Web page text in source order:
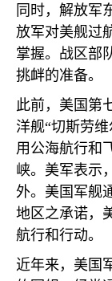
同时，解放军
放军对美舰过
掌握。战区部
挑衅的准备。
此前，美国第
洋舰“切斯劳
用公海航行和
峡。美军表示
外。美国军舰
地区之承诺，
航行和行动。
近年来，美国